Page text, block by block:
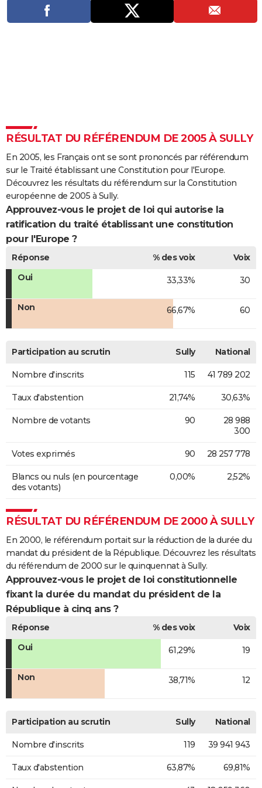
Destinations
Voyage nature
Voyage de noces
Dictionnaire
Biographies
Citations
Expressions
Proverbes
PROGRAMME TV
COPAINS D'AVANT
S'inscrire
Se connecter
Lycées
Collèges
Primaires
Universités
Entreprises
Service militaire
Avis de recherche
AVIS DE DÉCÈS
FORUM
Bricolage
Lifestyle
Culture
Sport
Auto
Television
Voyage
Cinema
RÉSULTAT DU RÉFÉRENDUM DE 2005 À SULLY
En 2005, les Français ont se sont prononcés par référendum
sur le Traité établissant une Constitution pour l'Europe.
Découvrez les résultats du référendum sur la Constitution
européenne de 2005 à Sully.
Approuvez-vous le projet de loi qui autorise la
ratification du traité établissant une constitution
pour l'Europe ?
Réponse % des voix
Voix
Oui
33,33% 30
Non 66,67% 60
Participation au scrutin Sully National
Nombre d'inscrits 115 41 789 202
Taux d'abstention 21,74% 30,63%
Nombre de votants 90
28 988
300
Votes exprimés 90 28 257 778
Blancs ou nuls (en pourcentage
des votants)
0,00% 2,52%
RÉSULTAT DU RÉFÉRENDUM DE 2000 À SULLY
En 2000, le référendum portait sur la réduction de la durée du
mandat du président de la République. Découvrez les résultats
du référendum de 2000 sur le quinquennat à Sully.
Approuvez-vous le projet de loi constitutionnelle
fixant la durée du mandat du président de la
République à cinq ans ?
Réponse % des voix
Voix
Oui
61,29% 19
Non 38,71% 12
Participation au scrutin Sully National
Nombre d'inscrits 119 39 941 943
Taux d'abstention 63,87% 69,81%